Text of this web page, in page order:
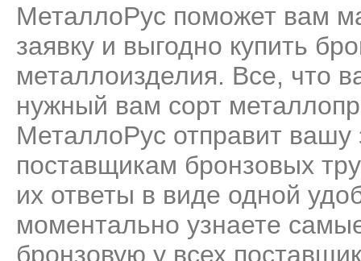
МеталлоРус поможет вам
заявку и выгодно купить
металлоизделия. Все, что
нужный вам сорт
МеталлоРус отправит
поставщикам бронзовых
их ответы в виде одной
моментально узнаете
бронзовую у всех